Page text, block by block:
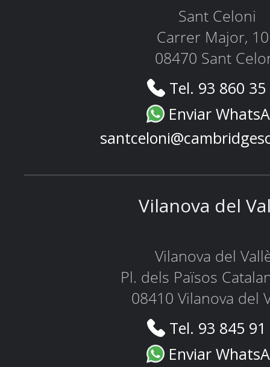
Sant Celoni
Carrer Major,
08470 Sant
Tel. 93 860
Enviar
Vilanova del
Vilanova del
Pl. dels Països
08410 Vilanova del
Tel. 93 845
Enviar